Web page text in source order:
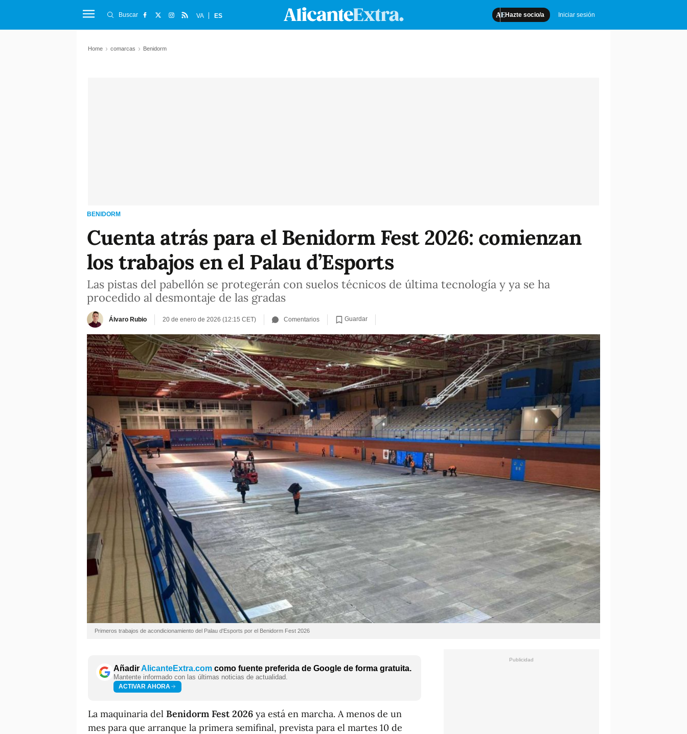
Hazte socio/a Iniciar sesión
Buscar VA ES
Home comarcas Benidorm
BENIDORM
Cuenta atrás para el Benidorm Fest 2026: comienzan
los trabajos en el Palau d’Esports
Las pistas del pabellón se protegerán con suelos técnicos de última tecnología y ya se ha
procedido al desmontaje de las gradas
Álvaro Rubio 20 de enero de 2026 (12:15 CET) Comentarios Guardar
Primeros trabajos de acondicionamiento del Palau d'Esports por el Benidorm Fest 2026
AñadirAlicanteExtra.com como fuente preferida de Google de forma gratuita.
Mantente informado con las últimas noticias de actualidad.
ACTIVAR AHORA
La maquinaria del Benidorm Fest 2026 ya está en marcha. A menos de un
mes para que arranque la primera semifinal, prevista para el martes 10 de